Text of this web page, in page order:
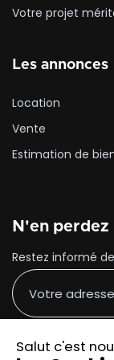
Votre projet
Les annonces
Location
Vente
Estimation de
N'en perdez
Restez informé